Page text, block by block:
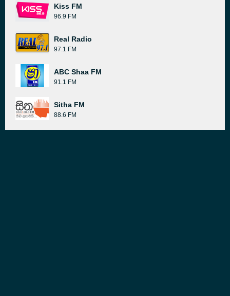
Kiss FM
96.9 FM
Real Radio
97.1 FM
ABC Shaa FM
91.1 FM
Sitha FM
88.6 FM